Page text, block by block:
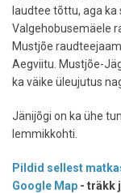
laudtee tõttu, aga ka
Valgehobusemäele
Mustjõe
Aegviitu. Mustjõe-
ka väike üleujutus
Jänijõgi on ka ühe
lemmikkohti.
Pildid sellest
Google Map - träkk